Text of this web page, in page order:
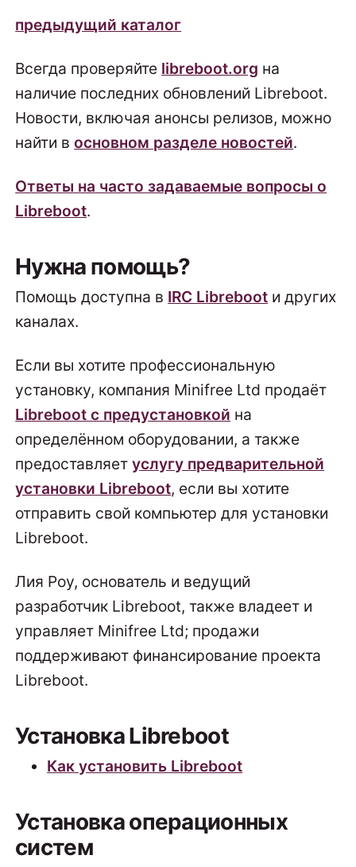
предыдущий каталог
Всегда проверяйте libreboot.org на
наличие последних обновлений Libreboot.
Новости, включая анонсы релизов, можно
найти восновном разделе новостей.
Ответы на часто задаваемые вопросы о
Libreboot.
Нужна помощь?
Помощь доступна в IRC Libreboot и других
каналах.
Если вы хотите профессиональную
установку, компания Minifree Ltd продаёт
Libreboot с предустановкой на
определённом оборудовании, а также
предоставляетуслугу предварительной
установки Libreboot, если вы хотите
отправить свой компьютер для установки
Libreboot.
Лия Роу, основатель и ведущий
разработчик Libreboot, также владеет и
управляет Minifree Ltd; продажи
поддерживают финансирование проекта
Libreboot.
Установка Libreboot
Как установить Libreboot
Установка операционных
систем